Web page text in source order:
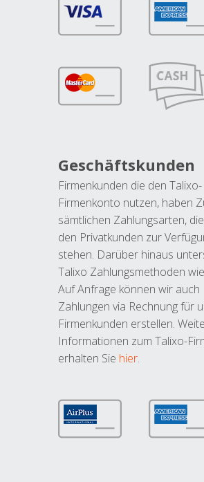
Geschäftskunden
Firmenkunden die den Talixo-
Firmenkonto nutzen, haben
sämtlichen Zahlungsarten,
den Privatkunden zur
stehen. Darüber hinaus
Talixo Zahlungsmethoden
Auf Anfrage können wir auch
Zahlungen via Rechnung für
Firmenkunden erstellen.
Informationen zum Talixo-
erhalten Sie hier.